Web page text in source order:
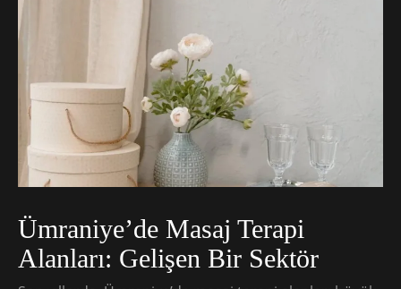
Ümraniye’de Masaj Terapi
Alanları: Gelişen Bir Sektör